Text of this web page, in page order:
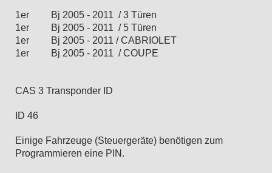
1er Bj 2005 - 2011 / 3 Türen
1er Bj 2005 - 2011 / 5 Türen
1er Bj 2005 - 2011 / CABRIOLET
1er Bj 2005 - 2011 / COUPE
CAS 3 Transponder ID
ID 46
Einige Fahrzeuge (Steuergeräte) benötigen zum
Programmieren eine PIN.